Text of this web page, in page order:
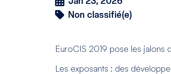
Non classifié(e)
EuroCIS 2019 pose les jalons
Les exposants : des